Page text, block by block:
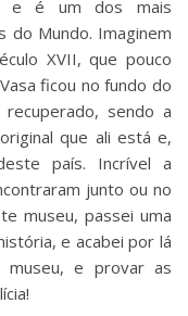
e é um dos mais
do Mundo. Imaginem
XVII, que pouco
ficou no fundo do
sendo a
que ali está e,
país. Incrível a
junto ou no
museu, passei uma
e acabei por lá
museu, e provar as